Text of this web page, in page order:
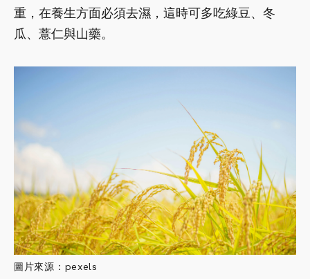
重，在養生方面必須去濕，這時可多吃綠豆、冬
瓜、薏仁與山藥。
圖片來源：pexels